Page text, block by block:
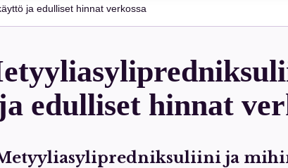
ja edulliset hinnat verkossa
edulliset hinnat
ja